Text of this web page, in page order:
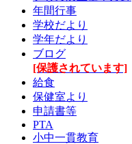
年間行事
学校だより
学年だより
ブログ
[保護されています]
給食
保健室より
申請書等
PTA
小中一貫教育